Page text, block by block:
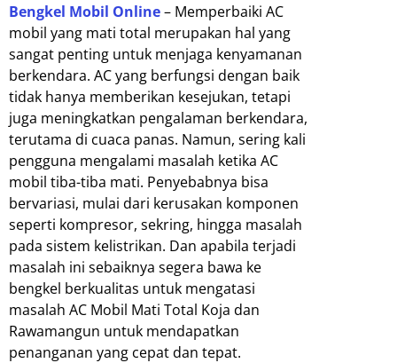
Bengkel Mobil Online– Memperbaiki AC
mobil yang mati total merupakan hal yang
sangat penting untuk menjaga kenyamanan
berkendara. AC yang berfungsi dengan baik
tidak hanya memberikan kesejukan, tetapi
juga meningkatkan pengalaman berkendara,
terutama di cuaca panas. Namun, sering kali
pengguna mengalami masalah ketika AC
mobil tiba-tiba mati. Penyebabnya bisa
bervariasi, mulai dari kerusakan komponen
seperti kompresor, sekring, hingga masalah
pada sistem kelistrikan. Dan apabila terjadi
masalah ini sebaiknya segera bawa ke
bengkel berkualitas untuk mengatasi
masalah AC Mobil Mati Total Koja dan
Rawamangun untuk mendapatkan
penanganan yang cepat dan tepat.